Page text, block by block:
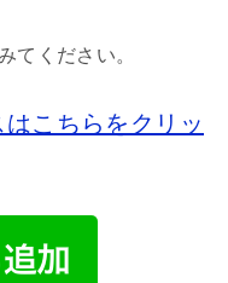
てください。
こちらをクリッ